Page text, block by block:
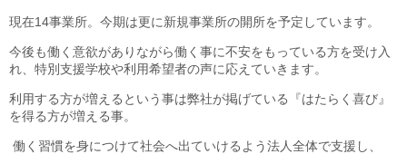
現在14事業所。今期は更に新規事業所の開所を予定しています。
今後も働く意欲がありながら働く事に不安をもっている方を受け入
れ、特別支援学校や利用希望者の声に応えていきます。
利用する方が増えるという事は弊社が掲げている『はたらく喜び』
を得る方が増える事。
働く習慣を身につけて社会へ出ていけるよう法人全体で支援し、